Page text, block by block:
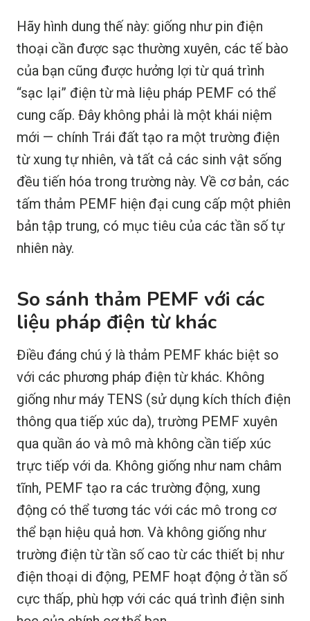
Hãy hình dung thế này: giống như pin điện
thoại cần được sạc thường xuyên, các tế bào
của bạn cũng được hưởng lợi từ quá trình
“sạc lại” điện từ mà liệu pháp PEMF có thể
cung cấp. Đây không phải là một khái niệm
mới — chính Trái đất tạo ra một trường điện
từ xung tự nhiên, và tất cả các sinh vật sống
đều tiến hóa trong trường này. Về cơ bản, các
tấm thảm PEMF hiện đại cung cấp một phiên
bản tập trung, có mục tiêu của các tần số tự
nhiên này.
So sánh thảm PEMF với các
liệu pháp điện từ khác
Điều đáng chú ý là thảm PEMF khác biệt so
với các phương pháp điện từ khác. Không
giống như máy TENS (sử dụng kích thích điện
thông qua tiếp xúc da), trường PEMF xuyên
qua quần áo và mô mà không cần tiếp xúc
trực tiếp với da. Không giống như nam châm
tĩnh, PEMF tạo ra các trường động, xung
động có thể tương tác với các mô trong cơ
thể bạn hiệu quả hơn. Và không giống như
trường điện từ tần số cao từ các thiết bị như
điện thoại di động, PEMF hoạt động ở tần số
cực thấp, phù hợp với các quá trình điện sinh